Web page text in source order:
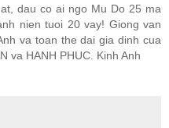
dau co ai ngo Mu Do 25 ma
nien tuoi 20 vay! Giong van
va toan the dai gia dinh cua
va HANH PHUC. Kinh Anh